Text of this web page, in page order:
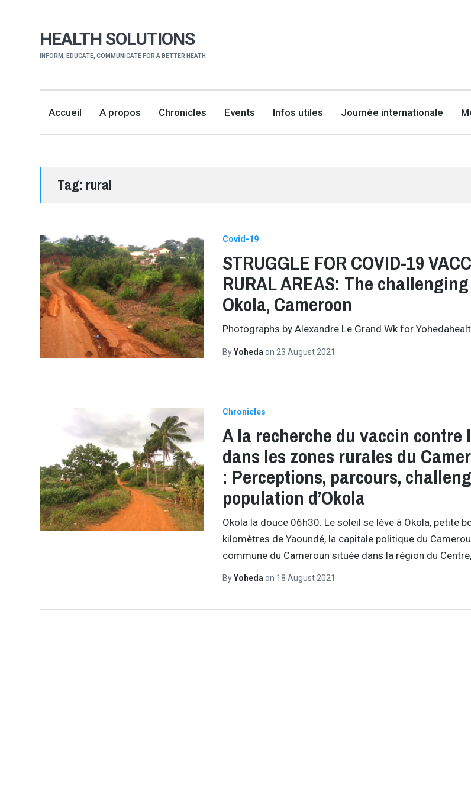
HEALTH SOLUTIONS
INFORM, EDUCATE, COMMUNICATE FOR A BETTER HEATH
Accueil A propos Chronicles Events Infos utiles Journée internationale
Tag: rural
Covid-19
STRUGGLE FOR COVID-19
RURAL AREAS: The
Okola, Cameroon
Photographs by Alexandre Le Grand Wk for
ByYoheda on 23 August 2021
Chronicles
A la recherche du vaccin contre
dans les zones rurales du
: Perceptions, parcours,
population d’Okola
Okola la douce 06h30. Le soleil se lève à Okola, petite
kilomètres de Yaoundé, la capitale politique du
commune du Cameroun située dans la région du
ByYohedaon 18 August 2021